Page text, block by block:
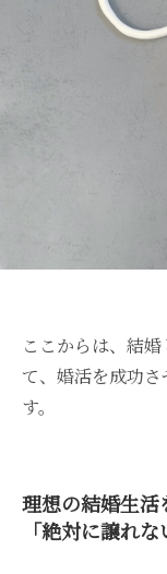
ここからは、結
て、婚活を成功
す。
理想の結婚生活
「絶対に譲れ